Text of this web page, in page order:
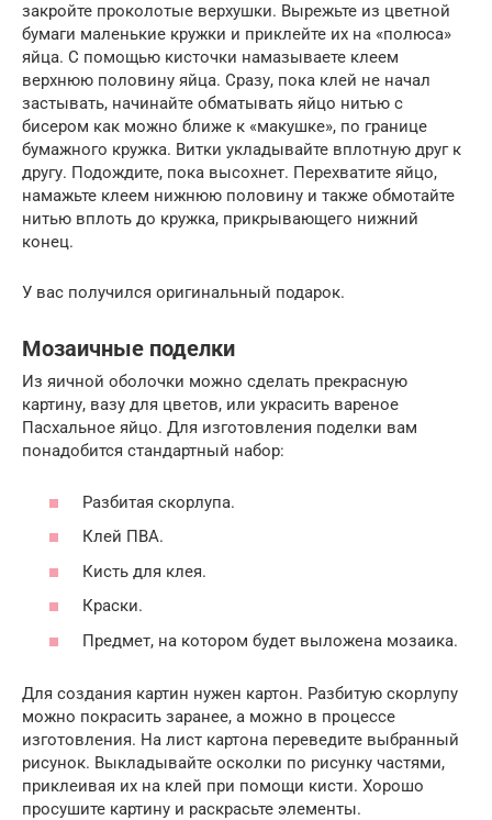
закройте проколотые верхушки. Вырежьте из цветной
бумаги маленькие кружки и приклейте их на «полюса»
яйца. С помощью кисточки намазываете клеем
верхнюю половину яйца. Сразу, пока клей не начал
застывать, начинайте обматывать яйцо нитью с
бисером как можно ближе к «макушке», по границе
бумажного кружка. Витки укладывайте вплотную друг к
другу. Подождите, пока высохнет. Перехватите яйцо,
намажьте клеем нижнюю половину и также обмотайте
нитью вплоть до кружка, прикрывающего нижний
конец.
У вас получился оригинальный подарок.
Мозаичные поделки
Из яичной оболочки можно сделать прекрасную
картину, вазу для цветов, или украсить вареное
Пасхальное яйцо. Для изготовления поделки вам
понадобится стандартный набор:
Разбитая скорлупа.
Клей ПВА.
Кисть для клея.
Краски.
Предмет, на котором будет выложена мозаика.
Для создания картин нужен картон. Разбитую скорлупу
можно покрасить заранее, а можно в процессе
изготовления. На лист картона переведите выбранный
рисунок. Выкладывайте осколки по рисунку частями,
приклеивая их на клей при помощи кисти. Хорошо
просушите картину и раскрасьте элементы.